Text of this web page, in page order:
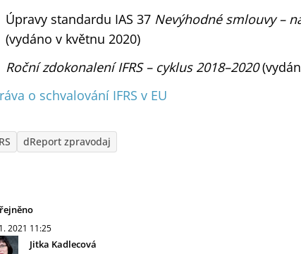
Úpravy standardu IAS 37 Nevýhodné smlouvy –
(vydáno v květnu 2020)
Roční zdokonalení IFRS – cyklus 2018–2020
o schvalování IFRS v EU
dReport zpravodaj
2021 11:25
Jitka Kadlecová